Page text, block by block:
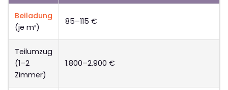
Beiladung
(je m³)
85–115 €
Teilumzug
(1–2
Zimmer)
1.800–2.900 €